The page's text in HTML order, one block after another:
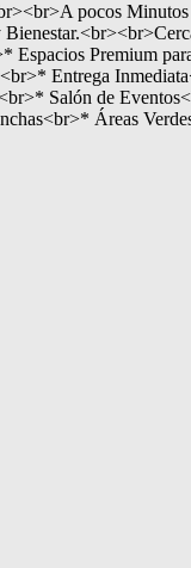
pocos
Premium
Entrega
Salón de
Áreas